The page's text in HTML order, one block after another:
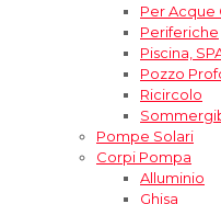
Per Acque
Periferiche
Piscina,
Pozzo
Ricircolo
Pompe Solari
Corpi Pompa
Alluminio
Ghisa